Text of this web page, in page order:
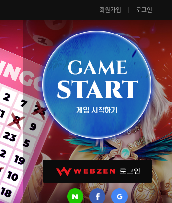
회원가입 로그인